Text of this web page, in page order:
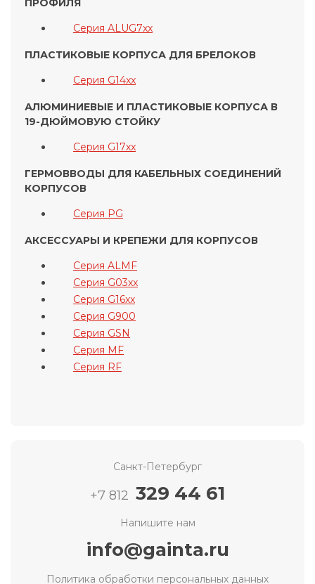
Серия ALUG7xx
ПЛАСТИКОВЫЕ КОРПУСА ДЛЯ БРЕЛОКОВ
Серия G14xx
АЛЮМИНИЕВЫЕ И ПЛАСТИКОВЫЕ КОРПУСА В
19-ДЮЙМОВУЮ СТОЙКУ
Серия G17xx
ГЕРМОВВОДЫ ДЛЯ КАБЕЛЬНЫХ СОЕДИНЕНИЙ
КОРПУСОВ
Серия PG
АКСЕССУАРЫ И КРЕПЕЖИ ДЛЯ КОРПУСОВ
Серия ALMF
Серия G03xx
Серия G16xx
Серия G900
Серия GSN
Серия MF
Серия RF
Санкт-Петербург
+7 812 329 44 61
Напишите нам
info@gainta.ru
Политика обработки персональных данных